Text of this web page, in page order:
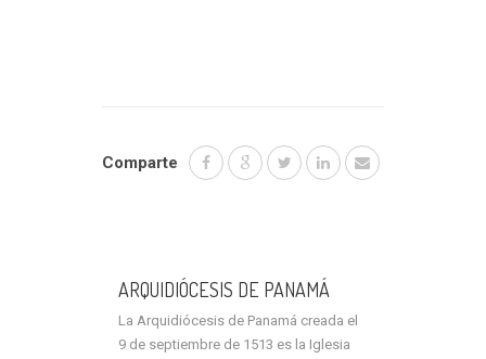
Comparte
ARQUIDIÓCESIS DE PANAMÁ
La Arquidiócesis de Panamá creada el
9 de septiembre de 1513 es la Iglesia